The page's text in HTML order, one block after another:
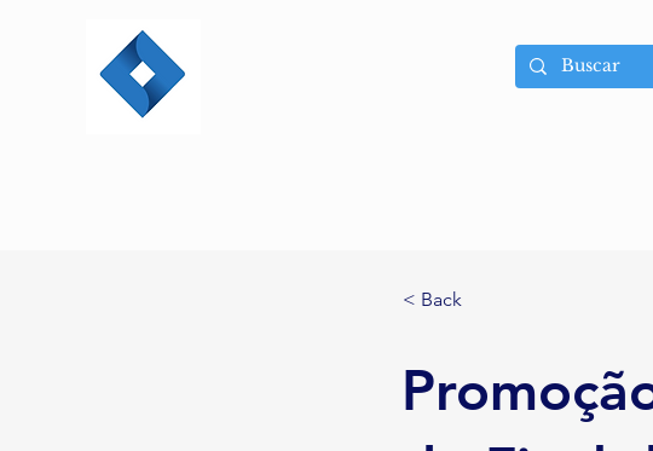
< Back